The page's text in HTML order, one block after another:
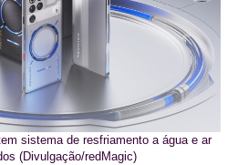
sistema de resfriamento a água e ar
(Divulgação/redMagic)